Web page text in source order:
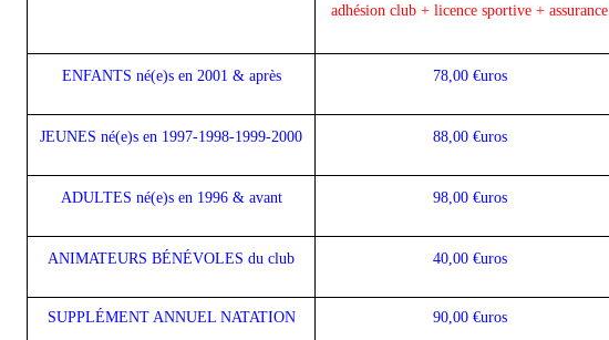
adhésion club + licence sportive + assurance
ENFANTS né(e)s en 2001 & après 78,00 €uros
JEUNES né(e)s en 1997-1998-1999-2000 88,00 €uros
ADULTES né(e)s en 1996 & avant 98,00 €uros
ANIMATEURS BÉNÉVOLES du club 40,00 €uros
SUPPLÉMENT ANNUEL NATATION 90,00 €uros